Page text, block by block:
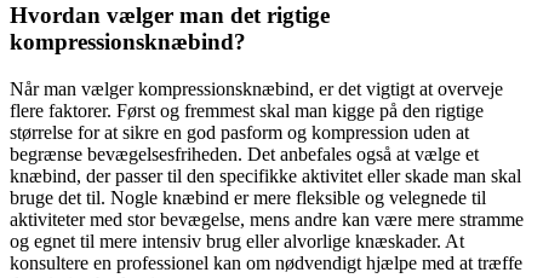
Hvordan vælger man det rigtige
kompressionsknæbind?
Når man vælger kompressionsknæbind, er det vigtigt at overveje
flere faktorer. Først og fremmest skal man kigge på den rigtige
størrelse for at sikre en god pasform og kompression uden at
begrænse bevægelsesfriheden. Det anbefales også at vælge et
knæbind, der passer til den specifikke aktivitet eller skade man skal
bruge det til. Nogle knæbind er mere fleksible og velegnede til
aktiviteter med stor bevægelse, mens andre kan være mere stramme
og egnet til mere intensiv brug eller alvorlige knæskader. At
konsultere en professionel kan om nødvendigt hjælpe med at træffe